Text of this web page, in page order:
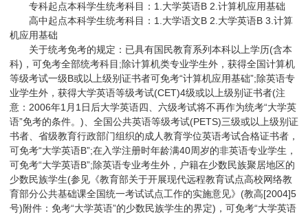
专科起点本科学生统考科目：1.大学英语B 2.计算机应用基础
高中起点本科学生统考科目：1.大学语文B 2.大学英语B 3.计算
机应用基础
关于统考免考的规定：已具有国民教育系列本科以上学历(含本
科)，可免考全部统考科目;除计算机类专业学生外，获得全国计算机
等级考试一级B或以上级别证书者可免考“计算机应用基础”;除英语专
业学生外，获得大学英语等级考试(CET)4级或以上级别证书者(注
意：2006年1月1日后大学英语四、六级考试将不再作为统考“大学英
语”免考的条件。)、全国公共英语等级考试(PETS)三级或以上级别证
书者、省级教育行政部门组织的成人教育学位英语考试合格证书者，
可免考“大学英语B”;在入学注册时年龄满40周岁的非英语专业学生，
可免考“大学英语B”;除英语专业考生外，户籍在少数民族聚居地区的
少数民族学生(参见《教育部关于开展现代远程教育试点高校网络教
育部分公共基础课全国统一考试试点工作的实施意见》(教高[2004]5
号)附件：免考“大学英语”的少数民族学生的界定)，可免考“大学英语